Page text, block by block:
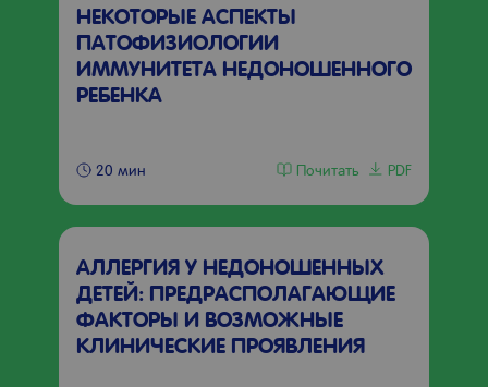
НЕКОТОРЫЕ АСПЕКТЫ
ПАТОФИЗИОЛОГИИ
ИММУНИТЕТА НЕДОНОШЕННОГО
РЕБЕНКА
20 мин Почитать PDF
АЛЛЕРГИЯ У НЕДОНОШЕННЫХ
ДЕТЕЙ: ПРЕДРАСПОЛАГАЮЩИЕ
ФАКТОРЫ И ВОЗМОЖНЫЕ
КЛИНИЧЕСКИЕ ПРОЯВЛЕНИЯ